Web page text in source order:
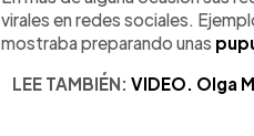
virales en redes sociales.
mostraba preparando unas
LEE TAMBIÉN: VIDEO. Olga